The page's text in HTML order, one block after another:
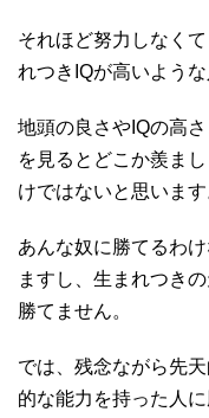
それほど努力しなく
れつきIQが高いよう
地頭の良さやIQの高
を見るとどこか羨ま
けではないと思います
あんな奴に勝てるわ
ますし、生まれつき
勝てません。
では、残念ながら先
的な能力を持った人